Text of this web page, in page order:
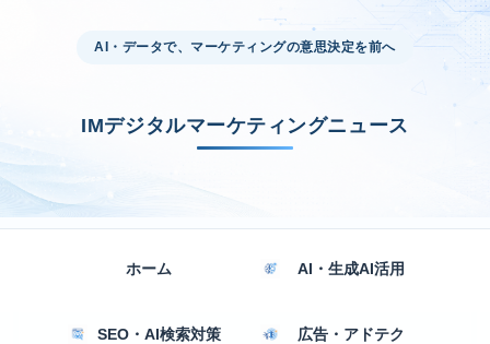
AI・データで、マーケティングの意思決定を前へ
IMデジタルマーケティングニュース
ホーム AI・生成AI活用
SEO・AI検索対策 広告・アドテク